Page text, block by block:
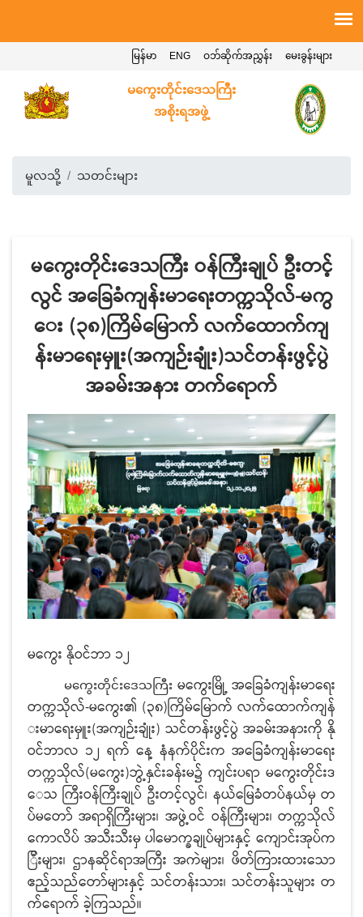
မေးခွန်းများ
ဝဘ်ဆိုက်အညွှန်း
ENG
မြန်မာ
မကွေးတိုင်းဒေသကြီး
အစိုးရအဖွဲ့
မူလသို့ သတင်းများ
မကွေးတိုင်းဒေသကြီး ဝန်ကြီးချုပ် ဦးတင့်
လွင် အခြေခံကျန်းမာရေးတက္ကသိုလ်-မကွ
ေး (၃၈)ကြိမ်မြောက် လက်ထောက်ကျ
န်းမာရေးမှူး(အကျဉ်းချုံး)သင်တန်းဖွင့်ပွဲ
အခမ်းအနား တက်ရောက်
မကွေး နိုဝင်ဘာ ၁၂
မကွေးတိုင်းဒေသကြီး မကွေးမြို့ အခြေခံကျန်းမာရေး
တက္ကသိုလ်-မကွေး၏ (၃၈)ကြိမ်မြောက် လက်ထောက်ကျန်
းမာရေးမှူး(အကျဉ်းချုံး) သင်တန်းဖွင့်ပွဲ အခမ်းအနားကို နို
ဝင်ဘာလ ၁၂ ရက် နေ့ နံနက်ပိုင်းက အခြေခံကျန်းမာရေး
တက္ကသိုလ်(မကွေး)ဘွဲ့နှင်းခန်းမ၌ ကျင်းပရာ မကွေးတိုင်းဒ
ေသ ကြီးဝန်ကြီးချုပ် ဦးတင့်လွင်၊ နယ်မြေခံတပ်နယ်မှ တ
ပ်မတော် အရာရှိကြီးများ၊ အဖွဲ့ဝင် ဝန်ကြီးများ၊ တက္ကသိုလ်
ကောလိပ် အသီးသီးမှ ပါမောက္ခချုပ်များနှင့် ကျောင်းအုပ်က
ြီးများ၊ ဌာနဆိုင်ရာအကြီး အကဲများ၊ ဖိတ်ကြားထားသော
ဧည့်သည်တော်များနှင့် သင်တန်းသား၊ သင်တန်းသူများ တ
က်ရောက် ခဲ့ကြသည်။